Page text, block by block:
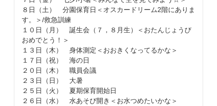
８日（土） 分園保育日＜オスカードリーム2階にありま
す。＞/救急訓練
１０日（月） 誕生会（７，８月生）＜おたんじょうび
おめでとう！＞
１３日（木） 身体測定＜おおきくなってるかな＞
１７日（祝） 海の日
２０日（木） 職員会議
２３日（日） 大暑
２５日（火） 夏期保育開始日
２６日（水） 水あそび開き＜お水つめたいかな＞